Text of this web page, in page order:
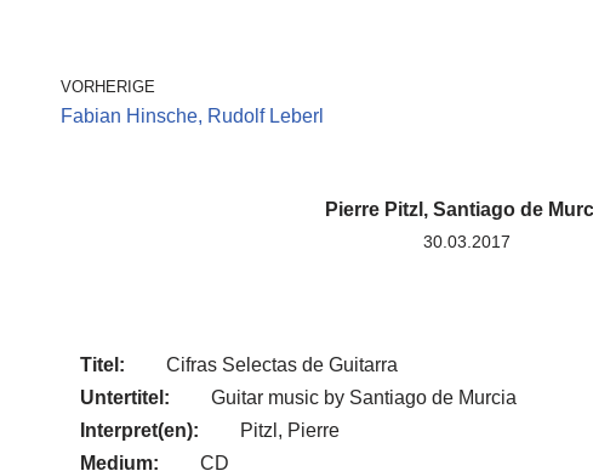
VORHERIGE
Fabian Hinsche, Rudolf Leberl
Pierre Pitzl, Santiago de
30.03.2017
Titel:
Cifras Selectas de Guitarra
Untertitel:
Guitar music by Santiago de Murcia
Interpret(en):
Pitzl, Pierre
Medium:
CD